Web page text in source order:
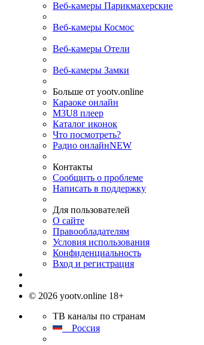
Веб-камеры Парикмахерские
Веб-камеры Космос
Веб-камеры Отели
Веб-камеры Замки
Больше от yootv.online
Караоке онлайн
M3U8 плеер
Каталог иконок
Что посмотреть?
Радио онлайнNEW
Контакты
Сообщить о проблеме
Написать в поддержку
Для пользователей
О сайте
Правообладателям
Условия использования
Конфиденциальность
Вход и регистрация
© 2026 yootv.online 18+
ТВ каналы по странам
Россия